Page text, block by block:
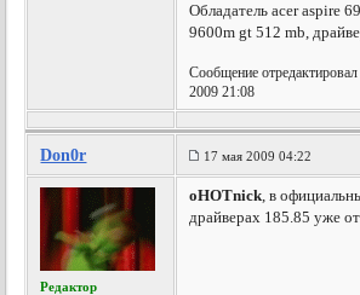
Обладатель acer aspire
9600m gt 512 mb,
Сообщение
2009 21:08
Don0r 17 мая 2009 04:22
Редактор
oHOTnick, в
драйверах 185.85 уже